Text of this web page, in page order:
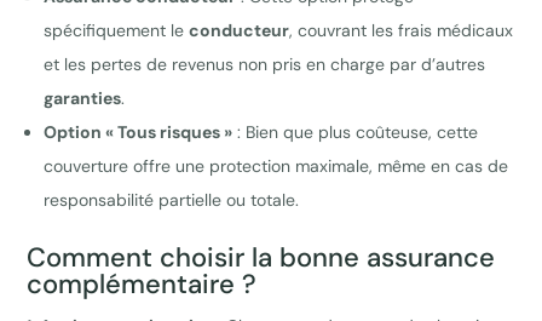
spécifiquement leconducteur, couvrant les frais médicaux
et les pertes de revenus non pris en charge par d’autres
garanties.
Option « Tous risques » : Bien que plus coûteuse, cette
couverture offre une protection maximale, même en cas de
responsabilité partielle ou totale.
Comment choisir la bonne assurance
complémentaire ?